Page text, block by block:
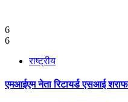
6
6
राष्ट्रीय
एमआईएम नेता रिटायर्ड एसआई